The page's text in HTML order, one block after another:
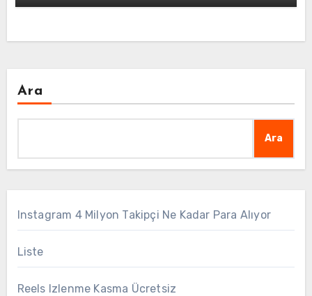
Ara
Ara
Instagram 4 Milyon Takipçi Ne Kadar Para Alıyor
Liste
Reels Izlenme Kasma Ücretsiz